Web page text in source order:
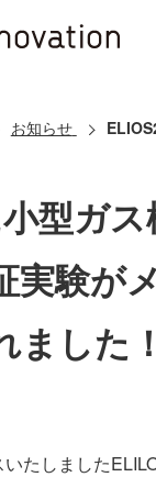
導入事例
テクノロジー
モビリティ研究
お知らせ
型ガ
実験が
ました！
たしました